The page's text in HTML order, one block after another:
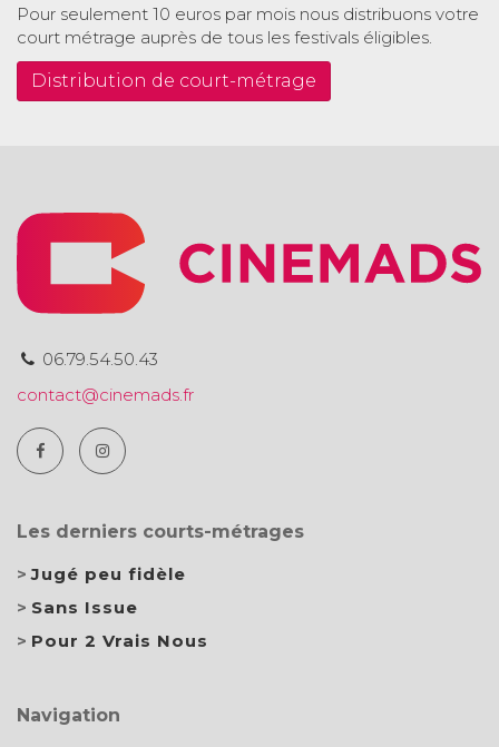
Pour seulement 10 euros par mois nous distribuons votre
court métrage auprès de tous les festivals éligibles.
Distribution de court-métrage
06.79.54.50.43
contact@cinemads.fr
Les derniers courts-métrages
Jugé peu fidèle
Sans Issue
Pour 2 Vrais Nous
Navigation